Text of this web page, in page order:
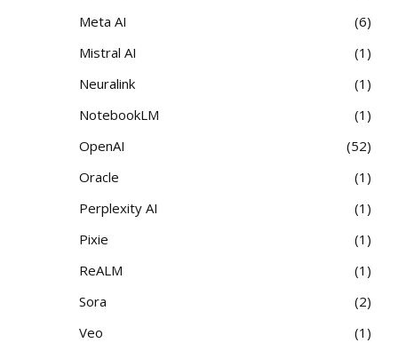
Meta AI
6
Mistral AI
1
Neuralink
1
NotebookLM
1
OpenAI
52
Oracle
1
Perplexity AI
1
Pixie
1
ReALM
1
Sora
2
Veo
1